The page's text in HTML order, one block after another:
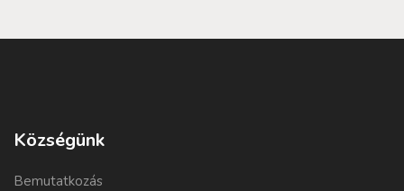
Községünk
Bemutatkozás